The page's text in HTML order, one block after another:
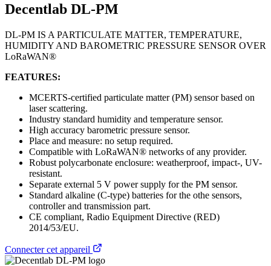
Decentlab DL-PM
DL-PM IS A PARTICULATE MATTER, TEMPERATURE,
HUMIDITY AND BAROMETRIC PRESSURE SENSOR OVER
LoRaWAN®
FEATURES:
MCERTS-certified particulate matter (PM) sensor based on
laser scattering.
Industry standard humidity and temperature sensor.
High accuracy barometric pressure sensor.
Place and measure: no setup required.
Compatible with LoRaWAN® networks of any provider.
Robust polycarbonate enclosure: weatherproof, impact-, UV-
resistant.
Separate external 5 V power supply for the PM sensor.
Standard alkaline (C-type) batteries for the othe sensors,
controller and transmission part.
CE compliant, Radio Equipment Directive (RED)
2014/53/EU.
Connecter cet appareil